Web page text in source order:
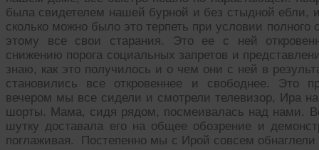
была свидетелем нашей бурной и без стыдной ебли,
сколько можно было это терпеть при условии
этому все свои старания. Это ее с ней
снижению порога социальных запретов и
знаю, как это получилось и о чем они с ней в
становились все откровеннее и свободнее. Это
вечером мы все сидели и смотрели телевизор, Ира
шорты. Мама, сидя рядом, посмеивалась над нами.
шутку доставала его на общее обозрение и
поглаживая. Постепенно мы с Ирой совсем